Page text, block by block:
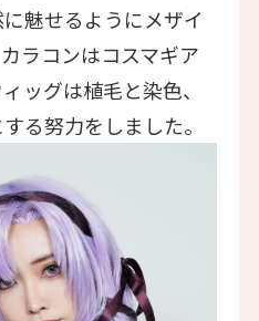
魅せるようにメザイ
ラコンはコスマギア
ッグは植毛と染色、
る努力をしました。